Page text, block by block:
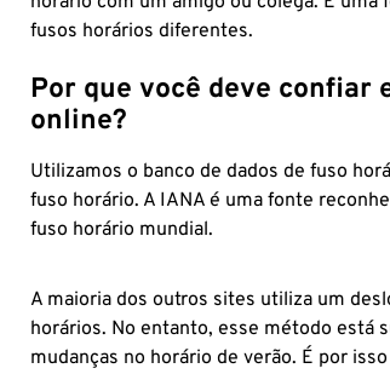
fusos horários diferentes.
Por que você deve confiar
online?
Utilizamos o banco de dados de fuso
fuso horário. A IANA é uma fonte
fuso horário mundial.
A maioria dos outros sites utiliza um
horários. No entanto, esse método está
mudanças no horário de verão. É por